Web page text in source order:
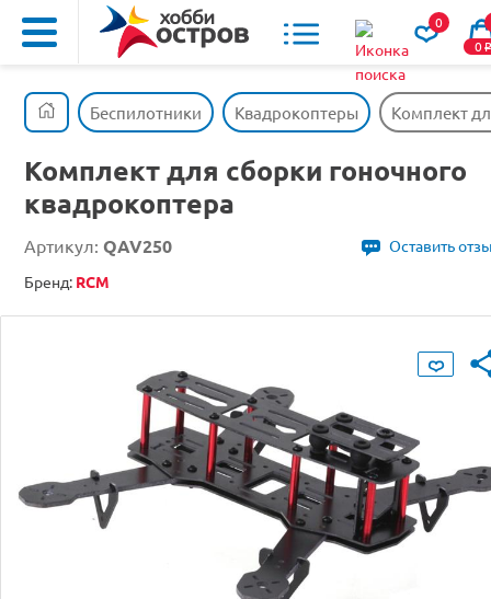
0
0o
Беспилотники Квадрокоптеры Комплект
Комплект для сборки гоночного
квадрокоптера
Артикул: QAV250
Оставить
Бренд: RCM